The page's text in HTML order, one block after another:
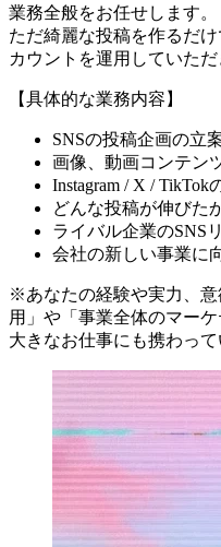
業務全般をお任せします。
ただ綺麗な投稿を作るだ
カウントを運用していただ
【具体的な業務内容】
SNSの投稿企画の立
画像、動画コンテン
Instagram / X / TikTok
どんな投稿が伸びた
ライバル企業のSNS
会社の新しい事業に
※あなたの経験や実力、
用」や「事業全体のマー
大きなお仕事にも携わっ